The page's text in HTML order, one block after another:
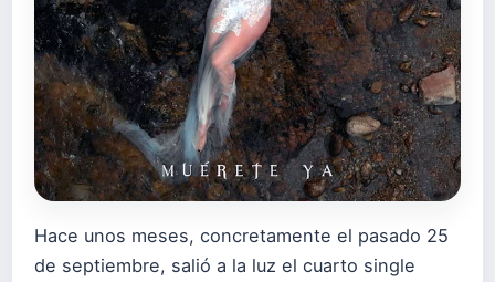
Hace unos meses, concretamente el pasado 25
de septiembre, salió a la luz el cuarto single